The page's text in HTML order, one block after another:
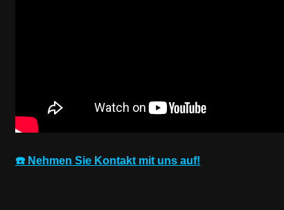
☎️ Nehmen Sie Kontakt mit uns auf!